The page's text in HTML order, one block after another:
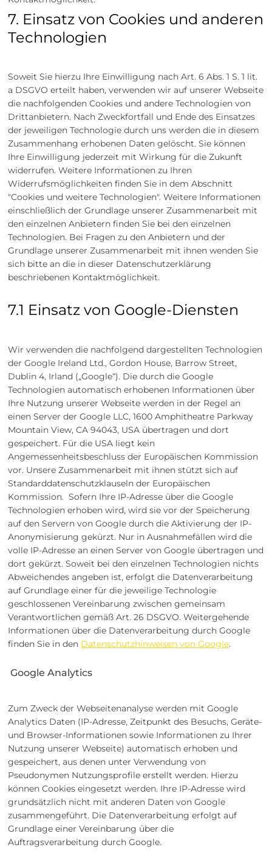
7. Einsatz von Cookies und anderen
Technologien
Soweit Sie hierzu Ihre Einwilligung nach Art. 6 Abs. 1 S. 1 lit.
a DSGVO erteilt haben, verwenden wir auf unserer Webseite
die nachfolgenden Cookies und andere Technologien von
Drittanbietern. Nach Zweckfortfall und Ende des Einsatzes
der jeweiligen Technologie durch uns werden die in diesem
Zusammenhang erhobenen Daten gelöscht. Sie können
Ihre Einwilligung jederzeit mit Wirkung für die Zukunft
widerrufen. Weitere Informationen zu Ihren
Widerrufsmöglichkeiten finden Sie in dem Abschnitt
"Cookies und weitere Technologien". Weitere Informationen
einschließlich der Grundlage unserer Zusammenarbeit mit
den einzelnen Anbietern finden Sie bei den einzelnen
Technologien. Bei Fragen zu den Anbietern und der
Grundlage unserer Zusammenarbeit mit ihnen wenden Sie
sich bitte an die in dieser Datenschutzerklärung
beschriebenen Kontaktmöglichkeit.
7.1 Einsatz von Google-Diensten
Wir verwenden die nachfolgend dargestellten Technologien
der Google Ireland Ltd., Gordon House, Barrow Street,
Dublin 4, Irland („Google“). Die durch die Google
Technologien automatisch erhobenen Informationen über
Ihre Nutzung unserer Webseite werden in der Regel an
einen Server der Google LLC, 1600 Amphitheatre Parkway
Mountain View, CA 94043, USA übertragen und dort
gespeichert. Für die USA liegt kein
Angemessenheitsbeschluss der Europäischen Kommission
vor. Unsere Zusammenarbeit mit ihnen stützt sich auf
Standarddatenschutzklauseln der Europäischen
Kommission. Sofern Ihre IP-Adresse über die Google
Technologien erhoben wird, wird sie vor der Speicherung
auf den Servern von Google durch die Aktivierung der IP-
Anonymisierung gekürzt. Nur in Ausnahmefällen wird die
volle IP-Adresse an einen Server von Google übertragen und
dort gekürzt. Soweit bei den einzelnen Technologien nichts
Abweichendes angeben ist, erfolgt die Datenverarbeitung
auf Grundlage einer für die jeweilige Technologie
geschlossenen Vereinbarung zwischen gemeinsam
Verantwortlichen gemäß Art. 26 DSGVO. Weitergehende
Informationen über die Datenverarbeitung durch Google
finden Sie in den Datenschutzhinweisen von Google.
Google Analytics
Zum Zweck der Webseitenanalyse werden mit Google
Analytics Daten (IP-Adresse, Zeitpunkt des Besuchs, Geräte-
und Browser-Informationen sowie Informationen zu Ihrer
Nutzung unserer Webseite) automatisch erhoben und
gespeichert, aus denen unter Verwendung von
Pseudonymen Nutzungsprofile erstellt werden. Hierzu
können Cookies eingesetzt werden. Ihre IP-Adresse wird
grundsätzlich nicht mit anderen Daten von Google
zusammengeführt. Die Datenverarbeitung erfolgt auf
Grundlage einer Vereinbarung über die
Auftragsverarbeitung durch Google.